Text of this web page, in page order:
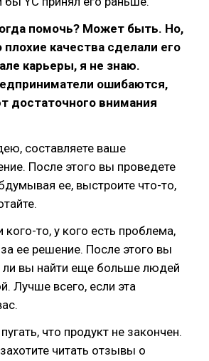
помочь? Может быть. Но,
качества сделали его
карьеры, я не знаю.
ошибаются,
достаточного внимания
составляете ваше
После этого вы проведете
ее, выстроите что-то,
то, у кого есть проблема,
ее решение. После этого вы
ли вы найти еще больше людей
Лучше всего, если эта
что продукт не закончен.
читать отзывы о